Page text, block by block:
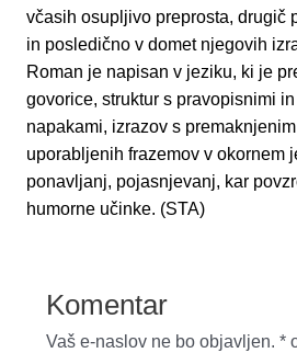
včasih osupljivo preprosta, drugič
in posledično v domet njegovih
Roman je napisan v jeziku, ki je
govorice, struktur s pravopisnimi
napakami, izrazov s
uporabljenih frazemov v okornem
ponavljanj, pojasnjevanj, kar
humorne učinke. (STA)
Komentar
Vaš e-naslov ne bo objavljen. *